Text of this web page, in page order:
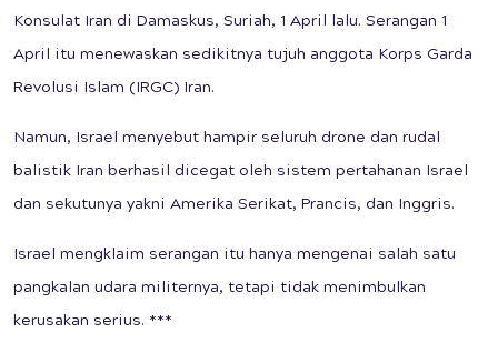
Konsulat Iran di Damaskus, Suriah, 1 April lalu. Serangan 1
April itu menewaskan sedikitnya tujuh anggota Korps Garda
Revolusi Islam (IRGC) Iran.
Namun, Israel menyebut hampir seluruh drone dan rudal
balistik Iran berhasil dicegat oleh sistem pertahanan Israel
dan sekutunya yakni Amerika Serikat, Prancis, dan Inggris.
Israel mengklaim serangan itu hanya mengenai salah satu
pangkalan udara militernya, tetapi tidak menimbulkan
kerusakan serius. ***